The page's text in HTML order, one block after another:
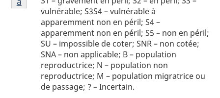
de
vulnérable; S3S4 – vulnérable à
apparemment non en péril; S4 –
apparemment non en péril; S5 – non en péril;
SU – impossible de coter; SNR – non cotée;
SNA – non applicable; B – population
reproductrice; N – population non
reproductrice; M – population migratrice ou
de passage; ? – Incertain.